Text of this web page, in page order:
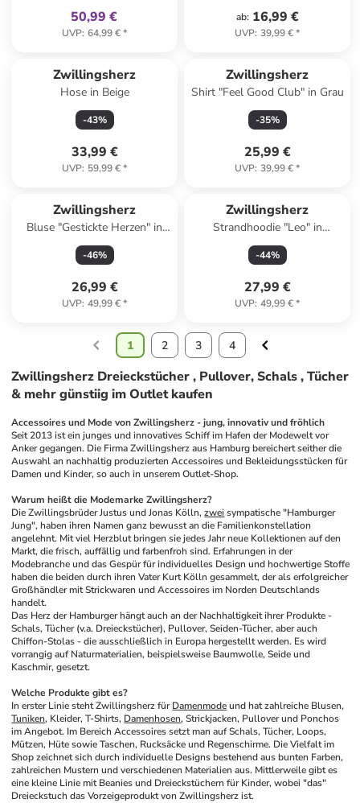
50,99 €
UVP: 64,99 €*
ab: 16,99 €
UVP: 39,99 €*
Zwillingsherz
Hose in Beige
-43%
33,99 €
UVP: 59,99 €*
Zwillingsherz
Shirt "Feel Good Club" in Grau
-35%
25,99 €
UVP: 39,99 €*
Zwillingsherz
Bluse "Gestickte Herzen" in
Pink
-46%
26,99 €
UVP: 49,99 €*
Zwillingsherz
Strandhoodie "Leo" in
Hellbraun/ Beige/ Schwarz
-44%
27,99 €
UVP: 49,99 €*
1 2 3 4
Zwillingsherz Dreieckstücher , Pullover, Schals , Tücher
& mehr günstiig im Outlet kaufen
Accessoires und Mode von Zwillingsherz - jung, innovativ und fröhlich
Seit 2013 ist ein junges und innovatives Schiff im Hafen der Modewelt vor
Anker gegangen. Die Firma Zwillingsherz aus Hamburg bereichert seither die
Auswahl an nachhaltig produzierten Accessoires und Bekleidungsstücken für
Damen und Kinder, so auch in unserem Outlet-Shop.
Warum heißt die Modemarke Zwillingsherz?
Die Zwillingsbrüder Justus und Jonas Kölln, zwei sympatische "Hamburger
Jung", haben ihren Namen ganz bewusst an die Familienkonstellation
angelehnt. Mit viel Herzblut bringen sie jedes Jahr neue Kollektionen auf den
Markt, die frisch, auffällig und farbenfroh sind. Erfahrungen in der
Modebranche und das Gespür für individuelles Design und hochwertige Stoffe
haben die beiden durch ihren Vater Kurt Kölln gesammelt, der als erfolgreicher
Großhändler mit Strickwaren und Accessoires im Norden Deutschlands
handelt.
Das Herz der Hamburger hängt auch an der Nachhaltigkeit ihrer Produkte -
Schals, Tücher (v.a. Dreieckstücher), Pullover, Seiden-Tücher, aber auch
Chiffon-Stolas - die ausschließlich in Europa hergestellt werden. Es wird
vorrangig auf Naturmaterialien, beispielsweise Baumwolle, Seide und
Kaschmir, gesetzt.
Welche Produkte gibt es?
In erster Linie steht Zwillingsherz für Damenmode
Tuniken, Kleider, T-Shirts, Damenhosen, Strickjacken, Pullover und Ponchos
im Angebot. Im Bereich Accessoires setzt man auf Schals, Tücher, Loops,
Mützen, Hüte sowie Taschen, Rucksäcke und Regenschirme. Die Vielfalt im
Shop zeichnet sich durch individuelle Designs bestehend aus bunten Farben,
zahlreichen Mustern und verschiedenen Materialien aus. Mittlerweile gibt es
eine kleine Linie mit Beanies und Dreieckstüchern für Kinder, wobei "das"
Dreieckstuch das Vorzeigeprodukt von Zwillingsherz ist.